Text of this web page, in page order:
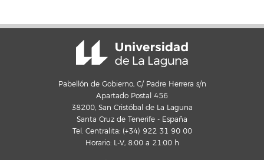
Pabellón de Gobierno, C/ Padre Herrera s/n
Apartado Postal 456
38200, San Cristóbal de La Laguna
Santa Cruz de Tenerife - España
Tel. Centralita: (+34) 922 31 90 00
Horario: L-V, 8:00 a 21:00 h